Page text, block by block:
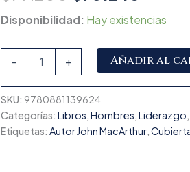
Disponibilidad: Hay existencias
- + Añadir al
SKU: 9780881139624
Categorías: Libros,Hombres,Liderazgo,
Etiquetas: Autor John MacArthur,